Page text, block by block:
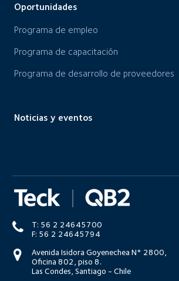
Oportunidades
Programa de empleo
Programa de capacitación
Programa de desarrollo de proveedores
Noticias y eventos
T: 56 2 24645700
F: 56 2 24645794
Avenida Isidora Goyenechea N° 2800,
Oficina 802, piso 8.
Las Condes, Santiago - Chile